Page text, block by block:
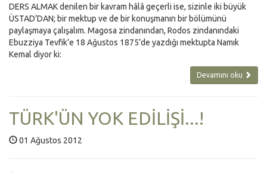
DERS ALMAK denilen bir kavram hâlâ geçerli ise, sizinle iki büyük
ÜSTAD’DAN; bir mektup ve de bir konuşmanın bir bölümünü
paylaşmaya çalışalım. Magosa zindanından, Rodos zindanındaki
Ebuzziya Tevfik’e 18 Ağustos 1875’de yazdığı mektupta Namık
Kemal diyor ki:
Devamını oku
TÜRK'ÜN YOK EDİLİŞİ...!
01 Ağustos 2012